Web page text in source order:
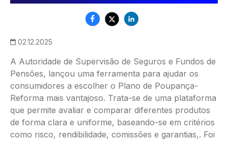
02.12.2025
A Autoridade de Supervisão de Seguros e Fundos de
Pensões, lançou uma ferramenta para ajudar os
consumidores a escolher o Plano de Poupança-
Reforma mais vantajoso. Trata-se de uma plataforma
que permite avaliar e comparar diferentes produtos
de forma clara e uniforme, baseando-se em critérios
como risco, rendibilidade, comissões e garantias,. Foi